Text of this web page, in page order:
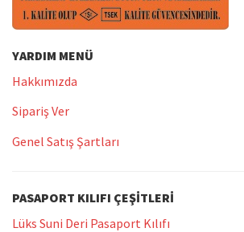
YARDIM MENÜ
Hakkımızda
Sipariş Ver
Genel Satış Şartları
PASAPORT KILIFI ÇEŞITLERI
Lüks Suni Deri Pasaport Kılıfı